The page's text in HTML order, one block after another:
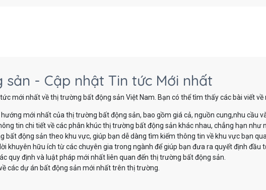
- Cập nhật Tin tức Mới nhất
mới nhất về thị trường bất động sản Việt Nam. Bạn có thể tìm thấy các bài viết về
hướng mới nhất của thị trường bất động sản, bao gồm giá cả, nguồn cung,nhu cầu
tin chi tiết về các phân khúc thị trường bất động sản khác nhau, chẳng hạn như
bất động sản theo khu vực, giúp bạn dễ dàng tìm kiếm thông tin về khu vực bạn
khuyên hữu ích từ các chuyên gia trong ngành để giúp bạn đưa ra quyết định đầu
quy định và luật pháp mới nhất liên quan đến thị trường bất động sản.
các dự án bất động sản mới nhất trên thị trường.